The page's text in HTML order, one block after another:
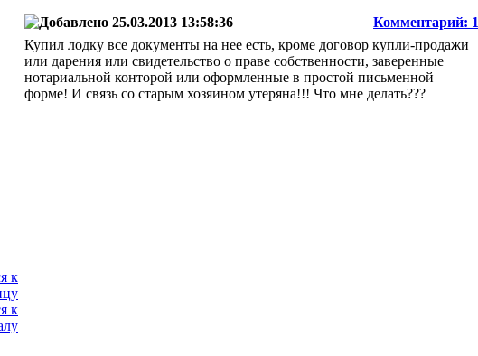
25.03.2013 13:58:36
Комментарий: 1
Купил лодку все документы на нее есть, кроме договор купли-продажи
или дарения или свидетельство о праве собственности, заверенные
нотариальной конторой или оформленные в простой письменной
форме! И связь со старым хозяином утеряна!!! Что мне делать???